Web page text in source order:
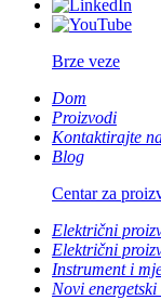
Brze veze
Dom
Proizvodi
Kontaktirajte
Blog
Centar za
Električni
Električni
Instrument i
Novi